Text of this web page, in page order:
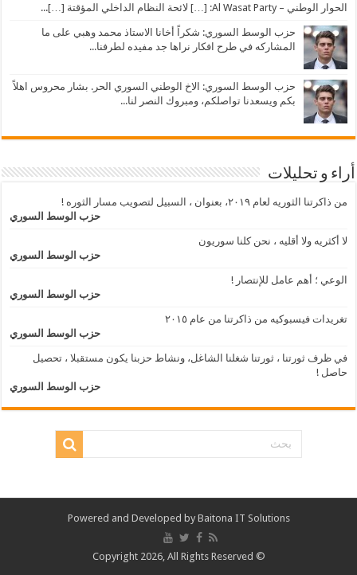
الحوار الوطني – Al Wasat Party: […] لائحة النظام الداخلي المؤقتة […]...
حزب الوسط السوري: شكراً أخانا الاستاذ محمد وهبي على ما
المشاركه في طرح افكار نراها جد مفيده لطرفنا...
حزب الوسط السوري: الاخ الوطني السوري الحر. بشار محروس اهلاً
بكم ويسعدنا تواصلكم، ومبروك النصر لنا...
أراء و تحليلات
من ذاكرتنا الثوريه لعام ٢٠١٩، بعنوان ، السبيل لتصويب مسار الثوره !
حزب الوسط السوري
لا أكثريه ولا أقليه ، نحن كلنا سوريون
حزب الوسط السوري
الوعي ؛ أهم عامل للإنتصار !
حزب الوسط السوري
تغريدات فيسبوكيه من ذاكرتنا من عام ٢٠١٥
حزب الوسط السوري
في ظرف ثورتنا ، ثورتنا شغلنا الشاغل، ونشاط حزبنا يكون مستقبلا ، تحصيل
حاصل !
حزب الوسط السوري
Powered and Developed by Baitona IT Solutions
© Copyright 2026, All Rights Reserved